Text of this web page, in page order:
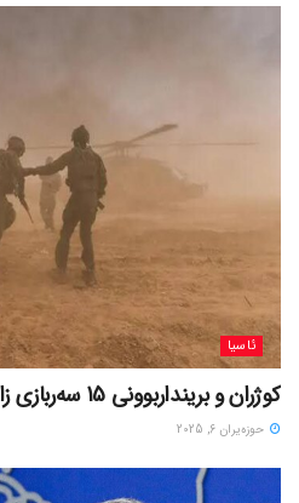
ئاسیا
کوژران و برینداربوونی 15 سەربازی زایۆنیست لە باشوری غەززە
حوزه‌یران 6, 2025